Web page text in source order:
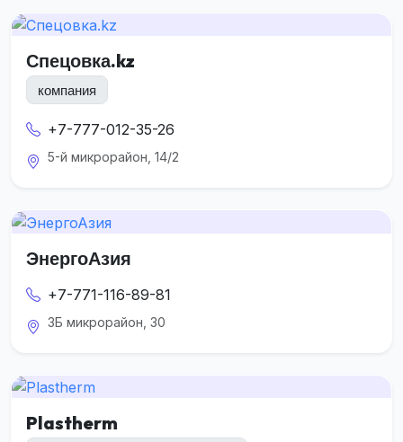
Спецовка.kz
компания
+7-777-012-35-26
5-й микрорайон, 14/2
ЭнергоАзия
+7-771-116-89-81
3Б микрорайон, 30
Plastherm